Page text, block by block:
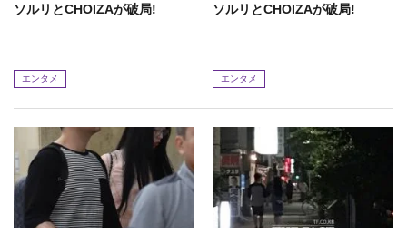
ソルリとCHOIZAが破局!
エンタメ
ソルリとCHOIZAが破局!
エンタメ